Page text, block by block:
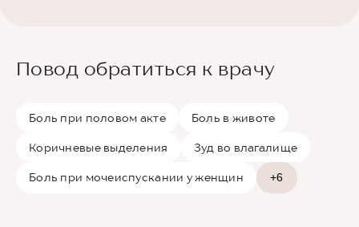
Повод обратиться к врачу
Боль при половом акте Боль в животе
Коричневые выделения Зуд во влагалище
Боль при мочеиспускании у женщин +6